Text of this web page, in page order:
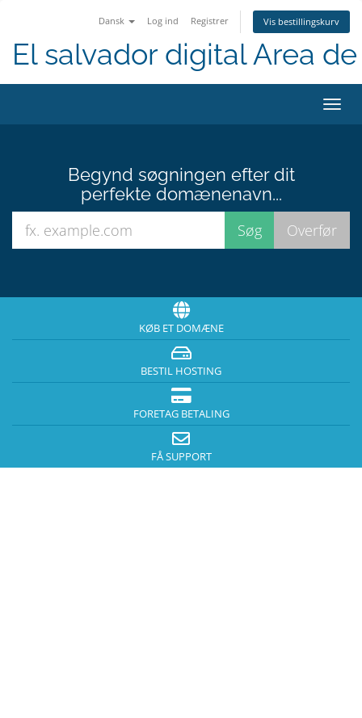
Dansk Log ind Registrer Vis bestillingskurv
El salvador digital Area
Skift
Begynd søgningen efter dit
perfekte domænenavn...
KØB ET DOMÆNE
BESTIL HOSTING
FORETAG BETALING
FÅ SUPPORT